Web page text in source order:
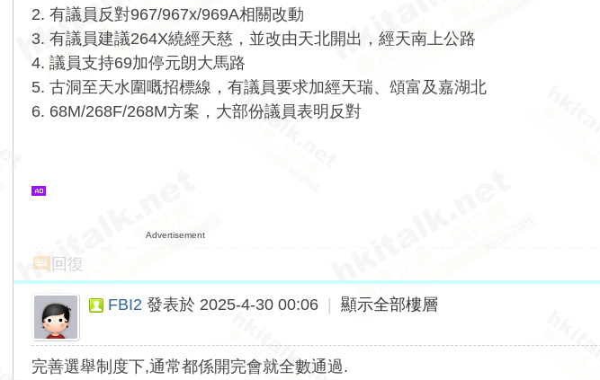
2. 有議員反對967/967x/969A相關改動
3. 有議員建議264X繞經天慈，並改由天北開出，經天南上公路
4. 議員支持69加停元朗大馬路
5. 古洞至天水圍嘅招標線，有議員要求加經天瑞、頌富及嘉湖北
6. 68M/268F/268M方案，大部份議員表明反對
Advertisement
回復
FBI2 發表於 2025-4-30 00:06 顯示全部樓層
完善選舉制度下,通常都係開完會就全數通過.